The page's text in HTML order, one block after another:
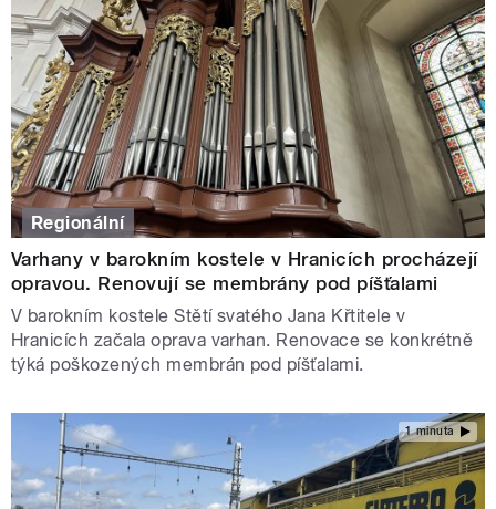
Regionální
Varhany v barokním kostele v Hranicích procházejí
opravou. Renovují se membrány pod píšťalami
V barokním kostele Stětí svatého Jana Křtitele v
Hranicích začala oprava varhan. Renovace se konkrétně
týká poškozených membrán pod píšťalami.
1 minuta